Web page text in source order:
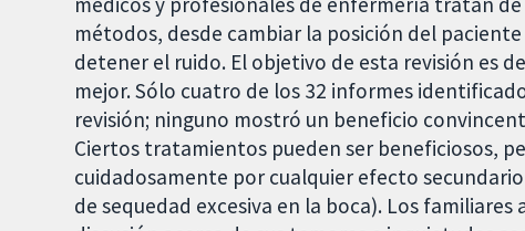
métodos, desde cambiar la posición del
detener el ruido. El objetivo de esta revisión es
mejor. Sólo cuatro de los 32 informes
revisión; ninguno mostró un beneficio
Ciertos tratamientos pueden ser beneficiosos,
cuidadosamente por cualquier efecto
de sequedad excesiva en la boca). Los